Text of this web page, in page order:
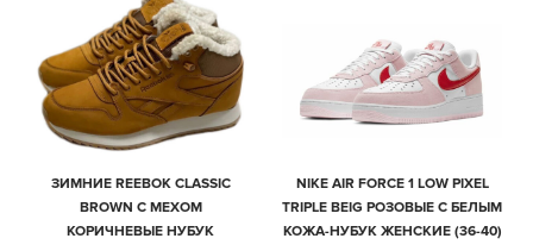
ЗИМНИЕ REEBOK CLASSIC
BROWN С МЕХОМ
КОРИЧНЕВЫЕ НУБУК
NIKE AIR FORCE 1 LOW PIXEL
TRIPLE BEIG РОЗОВЫЕ С БЕЛЫМ
КОЖА-НУБУК ЖЕНСКИЕ (36-40)